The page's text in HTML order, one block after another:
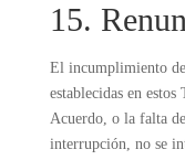
15.
El incumplimiento
establecidas en
Acuerdo, o la falta
interrupción, no se